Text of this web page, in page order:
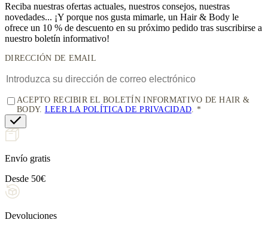
Reciba nuestras ofertas actuales, nuestros consejos, nuestras
novedades... ¡Y porque nos gusta mimarle, un Hair & Body le
ofrece un 10 % de descuento en su próximo pedido tras suscribirse a
nuestro boletín informativo!
DIRECCIÓN DE EMAIL
ACEPTO RECIBIR EL BOLETÍN INFORMATIVO DE HAIR &
BODY. LEER LA POLÍTICA DE PRIVACIDAD
Envío gratis
Desde 50€
Devoluciones